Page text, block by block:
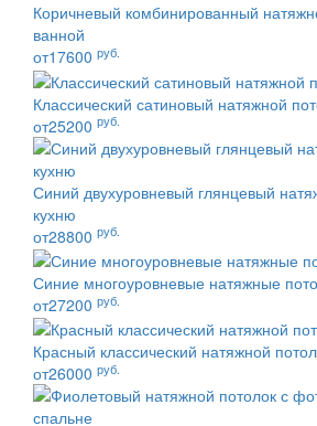
Коричневый комбинированный
ванной
от17600 руб.
Классический сатиновый натяжной
от25200 руб.
Синий двухуровневый глянцевый
кухню
от28800 руб.
Синие многоуровневые натяжные
от27200 руб.
Красный классический натяжной
от26000 руб.